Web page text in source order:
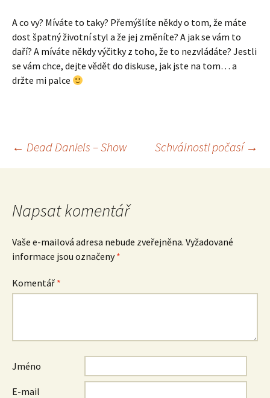
A co vy? Míváte to taky? Přemýšlíte někdy o tom, že máte
dost špatný životní styl a že jej změníte? A jak se vám to
daří? A míváte někdy výčitky z toho, že to nezvládáte? Jestli
se vám chce, dejte vědět do diskuse, jak jste na tom… a
držte mi palce
Navigace
pro
příspěvek
← Dead Daniels – Show Schválnosti počasí →
Napsat komentář
Vaše e-mailová adresa nebude zveřejněna. Vyžadované
informace jsou označeny*
Komentář *
Jméno
E-mail